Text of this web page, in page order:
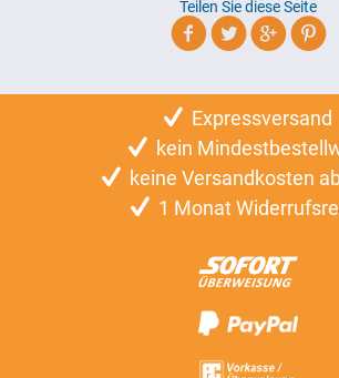
Teilen Sie diese Seite
Expressversand
kein
keine Versandkosten
1 Monat